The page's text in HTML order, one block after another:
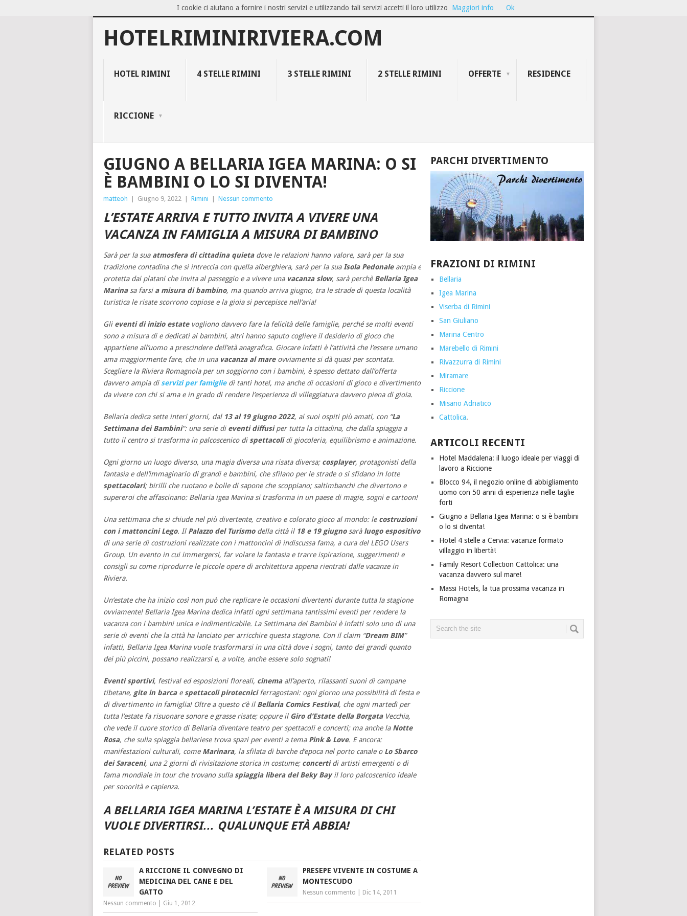
BLOCCO 94, IL NEGOZIO ON... GIUGNO A BELLARIA IGEA M... FAMILY RESORT COLLECTION... TEATRO GALLI DI RIMINI: ...
HOTELRIMINIRIVIERA.COM
HOTEL RIMINI 4 STELLE RIMINI 3 STELLE RIMINI 2 STELLE RIMINI OFFERTE RESIDENCE
RICCIONE
GIUGNO A BELLARIA IGEA MARINA: O SI
È BAMBINI O LO SI DIVENTA!
matteoh Giugno 9, 2022 Rimini Nessun commento
L’ESTATE ARRIVA E TUTTO INVITA A VIVERE UNA
VACANZA IN FAMIGLIA A MISURA DI BAMBINO
Sarà per la sua atmosfera di cittadina quieta dove le relazioni hanno valore, sarà per la sua
tradizione contadina che si intreccia con quella alberghiera, sarà per la sua Isola Pedonale ampia e
protetta dai platani che invita al passeggio e a vivere una vacanza slow, sarà perchè Bellaria Igea
Marina sa farsia misura di bambino, ma quando arriva giugno, tra le strade di questa località
turistica le risate scorrono copiose e la gioia si percepisce nell’aria!
Gli eventi di inizio estatevogliono davvero fare la felicità delle famiglie, perché se molti eventi
sono a misura di e dedicati ai bambini, altri hanno saputo cogliere il desiderio di gioco che
appartiene all’uomo a prescindere dell’età anagrafica. Giocare infatti è l’attività che l’essere umano
ama maggiormente fare, che in unavacanza al mare ovviamente si dà quasi per scontata.
Scegliere la Riviera Romagnola per un soggiorno con i bambini, è spesso dettato dall’offerta
davvero ampia di servizi per famigliedi tanti hotel, ma anche di occasioni di gioco e divertimento
da vivere con chi si ama e in grado di rendere l’esperienza di villeggiatura davvero piena di gioia.
Bellaria dedica sette interi giorni, dal 13 al 19 giugno 2022, ai suoi ospiti più amati, con “La
Settimana dei Bambini”: una serie di eventi diffusiper tutta la cittadina, che dalla spiaggia a
tutto il centro si trasforma in palcoscenico di spettacolidi giocoleria, equilibrismo e animazione.
Ogni giorno un luogo diverso, una magia diversa una risata diversa; cosplayer, protagonisti della
fantasia e dell’immaginario di grandi e bambini, che sfilano per le strade o si sfidano in lotte
spettacolari; birilli che ruotano e bolle di sapone che scoppiano; saltimbanchi che divertono e
supereroi che affascinano: Bellaria igea Marina si trasforma in un paese di magie, sogni e cartoon!
Una settimana che si chiude nel più divertente, creativo e colorato gioco al mondo: le costruzioni
con i mattoncini Lego. Il Palazzo del Turismodella città il 18 e 19 giugnosarà luogo espositivo
di una serie di costruzioni realizzate con i mattoncini di indiscussa fama, a cura del LEGO Users
Group. Un evento in cui immergersi, far volare la fantasia e trarre ispirazione, suggerimenti e
consigli su come riprodurre le piccole opere di architettura appena rientrati dalle vacanze in
Riviera.
Un’estate che ha inizio così non può che replicare le occasioni divertenti durante tutta la stagione
ovviamente! Bellaria Igea Marina dedica infatti ogni settimana tantissimi eventi per rendere la
vacanza con i bambini unica e indimenticabile. La Settimana dei Bambini è infatti solo uno di una
serie di eventi che la città ha lanciato per arricchire questa stagione. Con il claim “Dream BIM”
infatti, Bellaria Igea Marina vuole trasformarsi in una città dove i sogni, tanto dei grandi quanto
dei più piccini, possano realizzarsi e, a volte, anche essere solo sognati!
Eventi sportivi, festival ed esposizioni floreali, cinema all’aperto, rilassanti suoni di campane
tibetane, gite in barcae spettacoli pirotecnici ferragostani: ogni giorno una possibilità di festa e
di divertimento in famiglia! Oltre a questo c’è il Bellaria Comics Festival, che ogni martedì per
tutta l’estate fa risuonare sonore e grasse risate; oppure il Giro d’Estate della BorgataVecchia,
che vede il cuore storico di Bellaria diventare teatro per spettacoli e concerti; ma anche la Notte
Rosa, che sulla spiaggia bellariese trova spazi per eventi a tema Pink & Love. E ancora:
manifestazioni culturali, come Marinara, la sfilata di barche d’epoca nel porto canale o Lo Sbarco
dei Saraceni, una 2 giorni di rivisitazione storica in costume; concertidi artisti emergenti o di
fama mondiale in tour che trovano sullaspiaggia libera del Beky Bayil loro palcoscenico ideale
per sonorità e capienza.
A BELLARIA IGEA MARINA L’ESTATE È A MISURA DI CHI
VUOLE DIVERTIRSI… QUALUNQUE ETÀ ABBIA!
RELATED POSTS
A RICCIONE IL CONVEGNO DI
MEDICINA DEL CANE E DEL
GATTO
Nessun commento Giu 1, 2012
PRESEPE VIVENTE IN COSTUME A
MONTESCUDO
Nessun commento Dic 14, 2011
PARCHI DIVERTIMENTO
FRAZIONI DI RIMINI
Bellaria
Igea Marina
Viserba di Rimini
San Giuliano
Marina Centro
Marebello di Rimini
Rivazzurra di Rimini
Miramare
Riccione
Misano Adriatico
Cattolica.
ARTICOLI RECENTI
Hotel Maddalena: il luogo ideale per viaggi di
lavoro a Riccione
Blocco 94, il negozio online di abbigliamento
uomo con 50 anni di esperienza nelle taglie
forti
Giugno a Bellaria Igea Marina: o si è bambini
o lo si diventa!
Hotel 4 stelle a Cervia: vacanze formato
villaggio in libertà!
Family Resort Collection Cattolica: una
vacanza davvero sul mare!
Massi Hotels, la tua prossima vacanza in
Romagna
I cookie ci aiutano a fornire i nostri servizi e utilizzando tali servizi accetti il loro utilizzo Maggiori info Ok